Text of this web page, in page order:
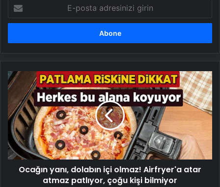
posta
adresinizi
Ocağın
yanı,
dolabın
olmaz!
Airfryer'a
atar
atmaz
patlıyor,
çoğuOcağın yanı, dolabın içi olmaz! Airfryer'a atar
atmaz patlıyor, çoğu kişi bilmiyor